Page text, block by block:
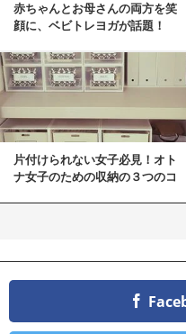
赤ちゃんとお母さんの両方を笑
顔に、ベビトレヨガが話題！
片付けられない女子必見！オト
ナ女子のための収納の３つのコ